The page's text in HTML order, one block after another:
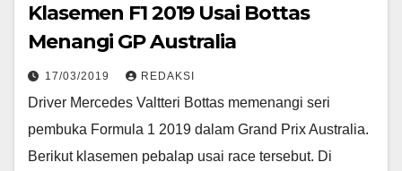
Klasemen F1 2019 Usai Bottas
Menangi GP Australia
17/03/2019 REDAKSI
Driver Mercedes Valtteri Bottas memenangi seri
pembuka Formula 1 2019 dalam Grand Prix Australia.
Berikut klasemen pebalap usai race tersebut. Di